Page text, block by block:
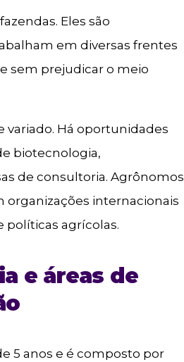
Eles são
em diversas frentes
sem prejudicar o meio
variado. Há oportunidades
biotecnologia,
de consultoria. Agrônomos
internacionais
políticas agrícolas.
e áreas de
5 anos e é composto por